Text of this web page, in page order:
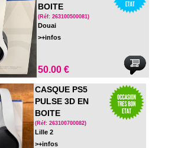
BOITE
(Réf: 263100500081)
Douai
>+infos
50.00 €
CASQUE PS5
PULSE 3D EN
BOITE
(Réf: 263100700082)
Lille 2
>+infos